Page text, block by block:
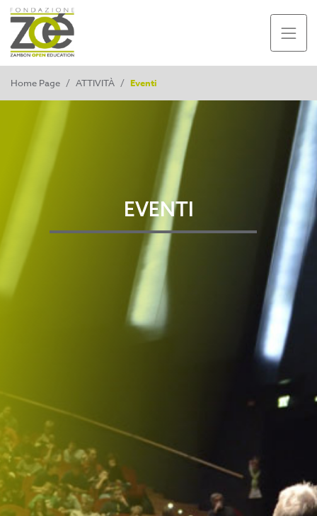
Home Page / ATTIVITÀ / Eventi
EVENTI